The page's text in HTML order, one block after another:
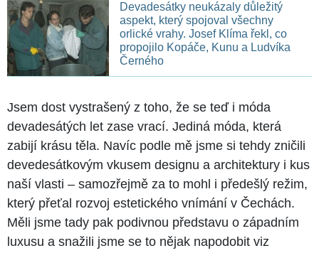
Devadesátky neukázaly důležitý
aspekt, který spojoval všechny
orlické vrahy. Josef Klíma řekl, co
propojilo Kopáče, Kunu a Ludvíka
Černého
Jsem dost vystrašený z toho, že se teď i móda
devadesátých let zase vrací. Jediná móda, která
zabijí krásu těla. Navíc podle mě jsme si tehdy zničili
devedesátkovým vkusem designu a architektury i kus
naší vlasti – samozřejmě za to mohl i předešlý režim,
který přeťal rozvoj estetického vnímání v Čechách.
Měli jsme tady pak podivnou představu o západním
luxusu a snažili jsme se to nějak napodobit viz